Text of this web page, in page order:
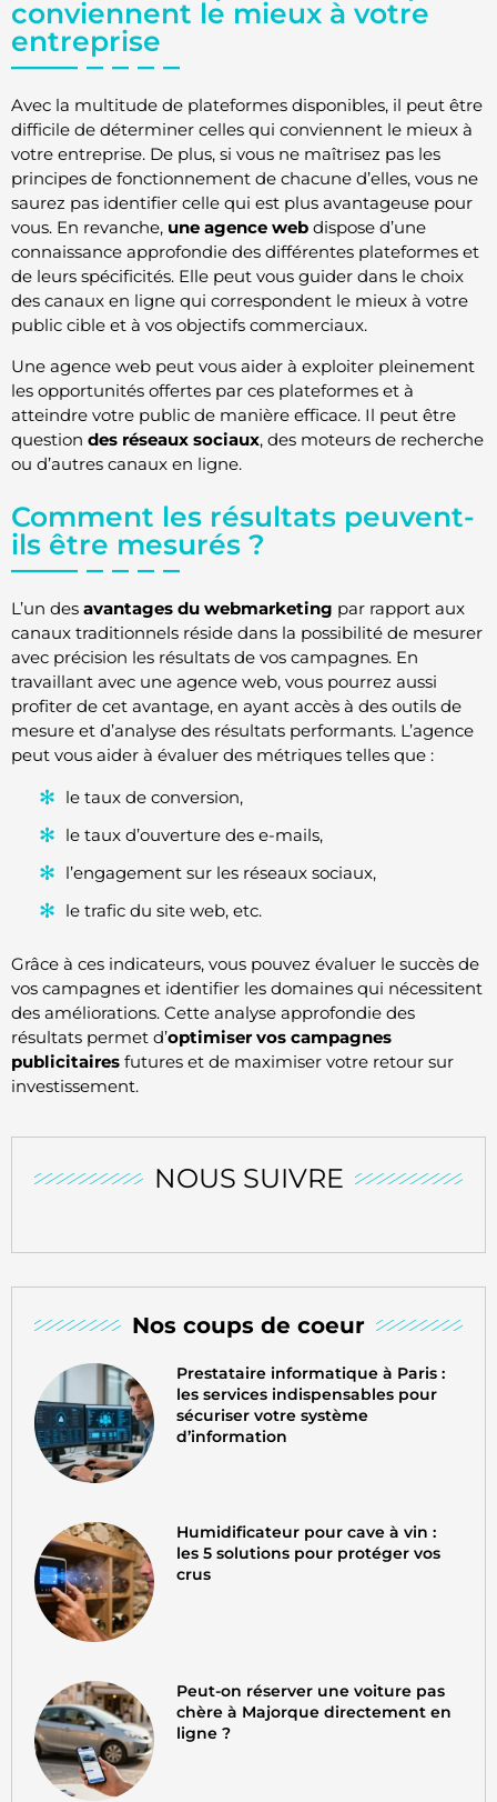
NOUS SUIVRE
Nos coups de coeur
Prestataire informatique à Paris :
les services indispensables pour
sécuriser votre système
d’information
Humidificateur pour cave à vin :
les 5 solutions pour protéger vos
crus
Peut-on réserver une voiture pas
chère à Majorque directement en
ligne ?
conviennent le mieux à votre
entreprise
Avec la multitude de plateformes disponibles, il peut être
difficile de déterminer celles qui conviennent le mieux à
votre entreprise. De plus, si vous ne maîtrisez pas les
principes de fonctionnement de chacune d’elles, vous ne
saurez pas identifier celle qui est plus avantageuse pour
vous. En revanche, une agence web dispose d’une
connaissance approfondie des différentes plateformes et
de leurs spécificités. Elle peut vous guider dans le choix
des canaux en ligne qui correspondent le mieux à votre
public cible et à vos objectifs commerciaux.
Une agence web peut vous aider à exploiter pleinement
les opportunités offertes par ces plateformes et à
atteindre votre public de manière efficace. Il peut être
question des réseaux sociaux, des moteurs de recherche
ou d’autres canaux en ligne.
Comment les résultats peuvent-
ils être mesurés ?
L’un des avantages du webmarketing par rapport aux
canaux traditionnels réside dans la possibilité de mesurer
avec précision les résultats de vos campagnes. En
travaillant avec une agence web, vous pourrez aussi
profiter de cet avantage, en ayant accès à des outils de
mesure et d’analyse des résultats performants. L’agence
peut vous aider à évaluer des métriques telles que :
le taux de conversion,
le taux d’ouverture des e-mails,
l’engagement sur les réseaux sociaux,
le trafic du site web, etc.
Grâce à ces indicateurs, vous pouvez évaluer le succès de
vos campagnes et identifier les domaines qui nécessitent
des améliorations. Cette analyse approfondie des
résultats permet d’optimiser vos campagnes
publicitaires futures et de maximiser votre retour sur
investissement.